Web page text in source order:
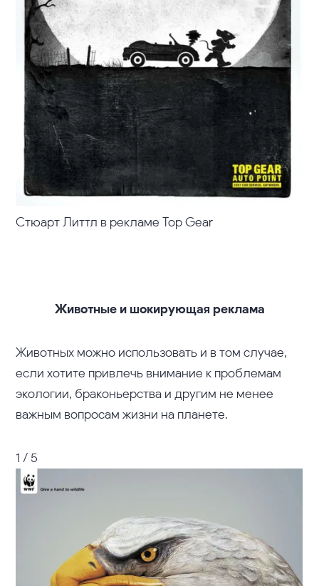
Стюарт Литтл в рекламе Top Gear
Животные и шокирующая реклама
Животных можно использовать и в том случае,
если хотите привлечь внимание к проблемам
экологии, браконьерства и другим не менее
важным вопросам жизни на планете.
1 / 5